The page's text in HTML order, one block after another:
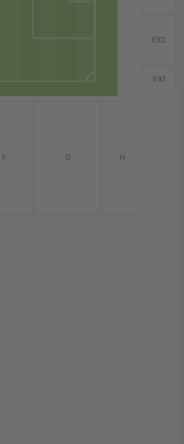
EX1
EX2
F G H